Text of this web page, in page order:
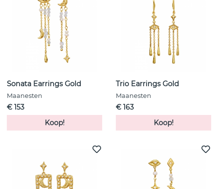
Sonata Earrings Gold
Maanesten
€ 153
Koop!
Trio Earrings Gold
Maanesten
€ 163
Koop!